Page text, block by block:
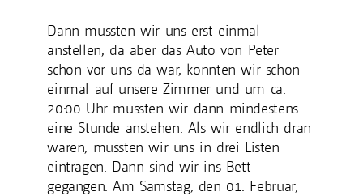
Dann mussten wir uns erst einmal
anstellen, da aber das Auto von Peter
schon vor uns da war, konnten wir schon
einmal auf unsere Zimmer und um ca.
20:00 Uhr mussten wir dann mindestens
eine Stunde anstehen. Als wir endlich dran
waren, mussten wir uns in drei Listen
eintragen. Dann sind wir ins Bett
gegangen. Am Samstag, den 01. Februar,